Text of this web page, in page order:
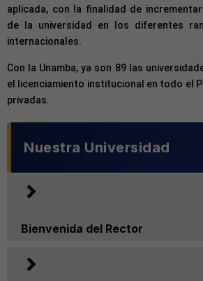
aplicada, con la finalidad de
de la universidad en los diferentes
internacionales.
Con la Unamba, ya son 89 las
el licenciamiento institucional en todo el
privadas.
Nuestra Universidad
Bienvenida del Rector